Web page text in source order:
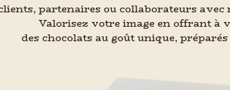
partenaires ou collaborateurs
Valorisez votre image en offrant à
des chocolats au goût unique,